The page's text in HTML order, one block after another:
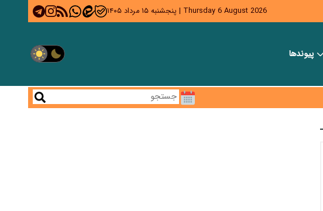
Thursday 6 August 2026
| پنجشنبه ۱۵ مرداد ۱۴۰۵
پیوندها